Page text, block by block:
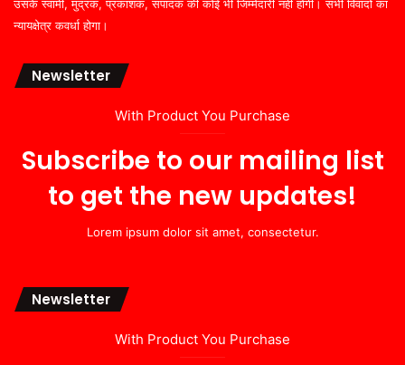
उसके स्वामी, मुद्रक, प्रकाशक, संपादक की कोई भी जिम्मेदारी नहीं होगी। सभी विवादों का
न्यायक्षेत्र कवर्धा होगा।
Newsletter
With Product You Purchase
Subscribe to our mailing list
to get the new updates!
Lorem ipsum dolor sit amet, consectetur.
Newsletter
With Product You Purchase